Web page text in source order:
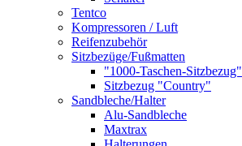
Tentco
Kompressoren / Luft
Reifenzubehör
Sitzbezüge/Fußmatten
"1000-Taschen-Sitzbezug"
Sitzbezug "Country"
Sandbleche/Halter
Alu-Sandbleche
Maxtrax